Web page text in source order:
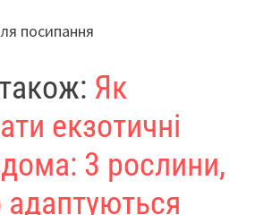
посипання
Як
екзотичні
3 рослини,
адаптуються